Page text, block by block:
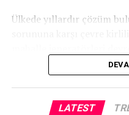
Ülkede yıllardır çözüm
LATEST